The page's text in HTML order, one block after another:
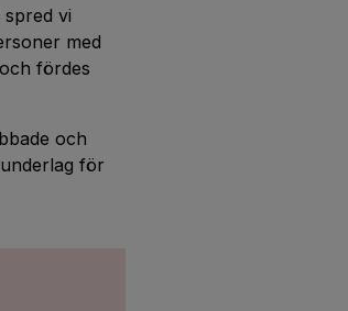
vi
med
fördes
och
för